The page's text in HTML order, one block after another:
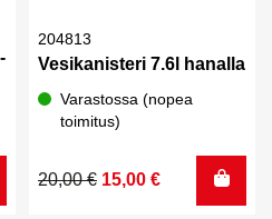
204813
Vesikanisteri 7.6l hanalla
Varastossa (nopea
toimitus)
20,00€
Alkuperäinen
15,00 €
Nykyinen